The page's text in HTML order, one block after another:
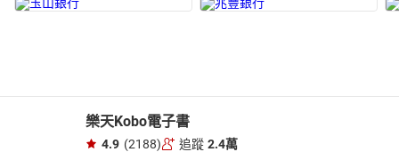
樂天Kobo電子書
4.9 (2188) 追蹤 2.4萬